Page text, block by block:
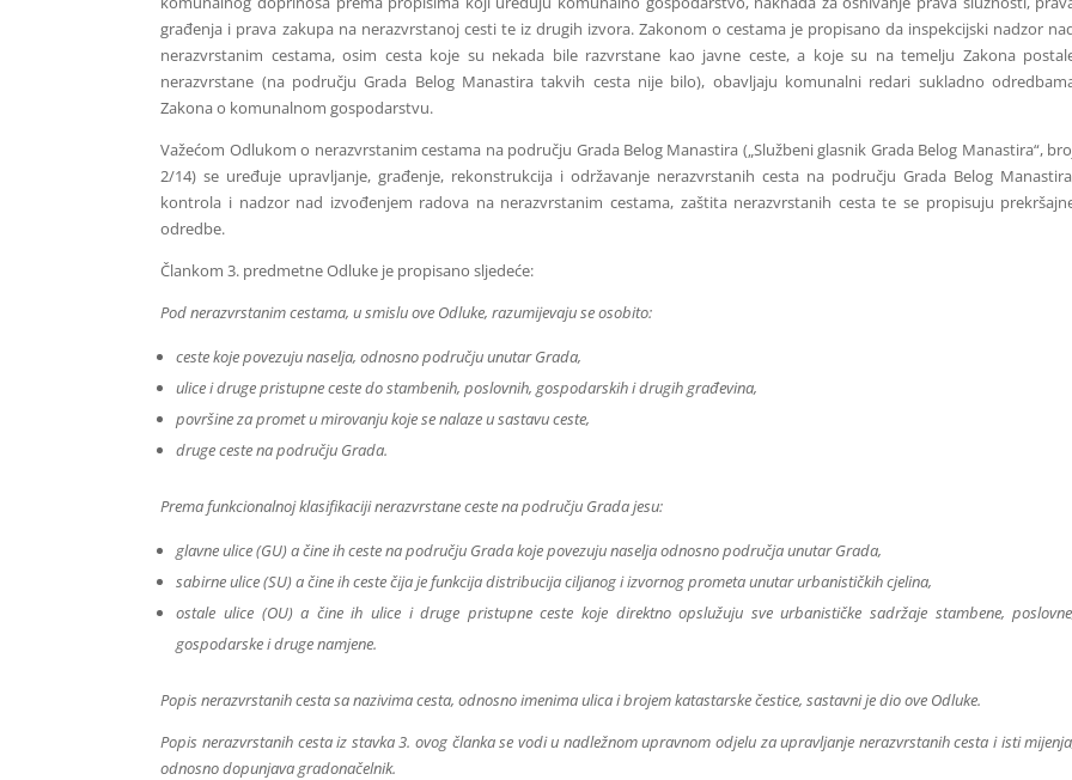
građenja i prava zakupa na nerazvrstanoj cesti te iz drugih izvora. Zakonom o cestama je propisano da inspekcijski nadzor
nerazvrstanim cestama, osim cesta koje su nekada bile razvrstane kao javne ceste, a koje su na temelju Zakona
nerazvrstane (na području Grada Belog Manastira takvih cesta nije bilo), obavljaju komunalni redari sukladno
Zakona o komunalnom gospodarstvu.
Važećom Odlukom o nerazvrstanim cestama na području Grada Belog Manastira („Službeni glasnik Grada Belog Manastira“,
2/14) se uređuje upravljanje, građenje, rekonstrukcija i održavanje nerazvrstanih cesta na području Grada Belog
kontrola i nadzor nad izvođenjem radova na nerazvrstanim cestama, zaštita nerazvrstanih cesta te se propisuju
odredbe.
Člankom 3. predmetne Odluke je propisano sljedeće:
Pod nerazvrstanim cestama, u smislu ove Odluke, razumijevaju se osobito:
ceste koje povezuju naselja, odnosno području unutar Grada,
ulice i druge pristupne ceste do stambenih, poslovnih, gospodarskih i drugih građevina,
površine za promet u mirovanju koje se nalaze u sastavu ceste,
druge ceste na području Grada.
Prema funkcionalnoj klasifikaciji nerazvrstane ceste na području Grada jesu:
glavne ulice (GU) a čine ih ceste na području Grada koje povezuju naselja odnosno područja unutar Grada,
sabirne ulice (SU) a čine ih ceste čija je funkcija distribucija ciljanog i izvornog prometa unutar urbanističkih cjelina,
ostale ulice (OU) a čine ih ulice i druge pristupne ceste koje direktno opslužuju sve urbanističke sadržaje stambene,
gospodarske i druge namjene.
Popis nerazvrstanih cesta sa nazivima cesta, odnosno imenima ulica i brojem katastarske čestice, sastavni je dio ove Odluke.
Popis nerazvrstanih cesta iz stavka 3. ovog članka se vodi u nadležnom upravnom odjelu za upravljanje nerazvrstanih cesta i isti
odnosno dopunjava gradonačelnik.